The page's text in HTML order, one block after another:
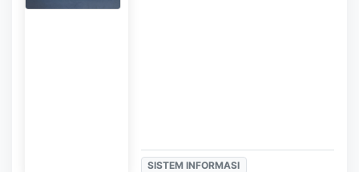
SISTEM INFORMASI